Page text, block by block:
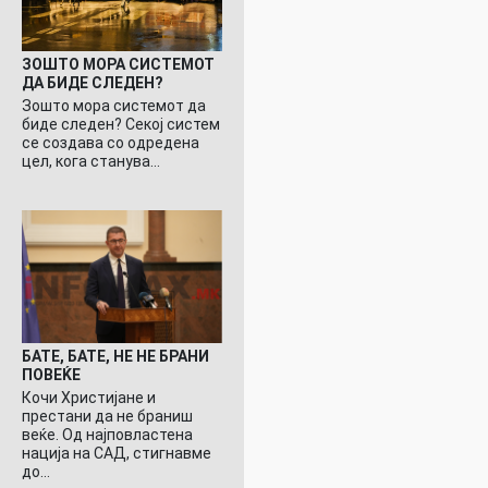
ЗОШТО МОРА СИСТЕМОТ
ДА БИДЕ СЛЕДЕН?
Зошто мора системот да
биде следен? Секој систем
се создава со одредена
цел, кога станува…
БАТЕ, БАТЕ, НЕ НЕ БРАНИ
ПОВЕЌЕ
Кочи Христијане и
престани да не браниш
веќе. Од најповластена
нација на САД, стигнавме
до…